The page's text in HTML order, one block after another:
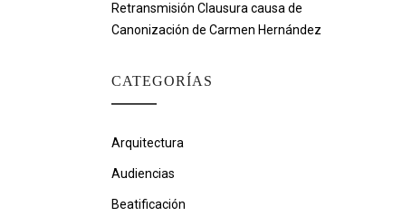
Retransmisión Clausura causa de
Canonización de Carmen Hernández
CATEGORÍAS
Arquitectura
Audiencias
Beatificación